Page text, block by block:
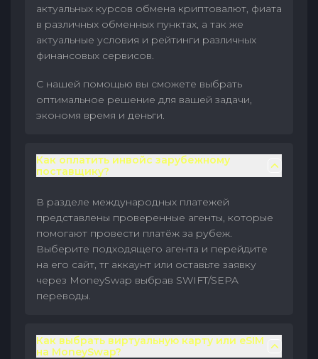
актуальных курсов обмена криптовалют, фиата
в различных обменных пунктах, а так же
актуальные условия и рейтинги различных
финансовых сервисов.
С нашей помощью вы сможете выбрать
оптимальное решение для вашей задачи,
экономя время и деньги.
Как оплатить инвойс зарубежному
поставщику?
В разделе международных платежей
представлены проверенные агенты, которые
помогают провести платёж за рубеж.
Выберите подходящего агента и перейдите
на его сайт, тг аккаунт или оставьте заявку
через MoneySwap выбрав SWIFT/SEPA
переводы.
Как выбрать виртуальную карту или eSIM
на MoneySwap?